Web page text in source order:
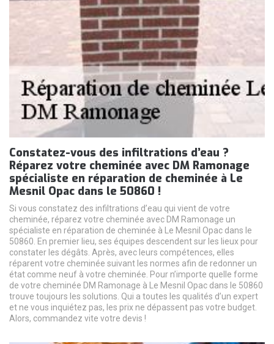
Constatez-vous des infiltrations d’eau ?
Réparez votre cheminée avec DM Ramonage
spécialiste en réparation de cheminée à Le
Mesnil Opac dans le 50860 !
Si vous constatez des infiltrations d’eau qui vient de votre
cheminée, réparez votre cheminée avec DM Ramonage un
spécialiste en réparation de cheminée à Le Mesnil Opac dans le
50860. En premier lieu, ses équipes descendent sur les lieux pour
constater les dégâts. Après, avec leurs compétences, elles
réparent votre cheminée suivant les normes afin de redonner un
état comme neuf à votre cheminée. Pour n’importe quelle forme
de votre cheminée DM Ramonage à Le Mesnil Opac dans le 50860
trouve toujours les solutions. Qui a toutes les qualités d’un expert
et ne vous inquiétez pas, les prix ne dépassent pas votre budget.
Alors, commandez vite votre devis !